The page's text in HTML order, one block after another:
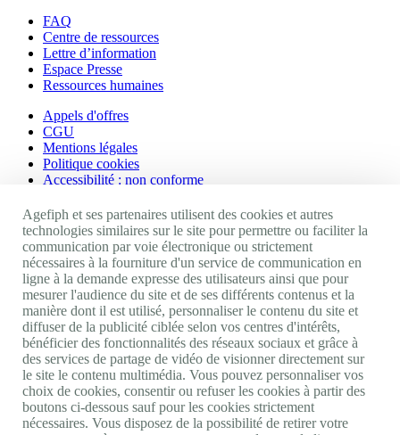
FAQ
Centre de ressources
Lettre d’information
Espace Presse
Ressources humaines
Appels d'offres
CGU
Mentions légales
Politique cookies
Accessibilité : non conforme
Nos autres sites
Site portail Agefiph
Activateur de progrès
Handinnov
Innovation et recherche
Université du RRH
Service AppuiPro
Nous suivre
Youtube
Linkedin
Agefiph et ses partenaires utilisent des cookies et autres
technologies similaires sur le site pour permettre ou faciliter la
communication par voie électronique ou strictement
nécessaires à la fourniture d'un service de communication en
ligne à la demande expresse des utilisateurs ainsi que pour
mesurer l'audience du site et de ses différents contenus et la
manière dont il est utilisé, personnaliser le contenu du site et
diffuser de la publicité ciblée selon vos centres d'intérêts,
bénéficier des fonctionnalités des réseaux sociaux et grâce à
des services de partage de vidéo de visionner directement sur
le site le contenu multimédia. Vous pouvez personnaliser vos
choix de cookies, consentir ou refuser les cookies à partir des
boutons ci-dessous sauf pour les cookies strictement
nécessaires. Vous disposez de la possibilité de retirer votre